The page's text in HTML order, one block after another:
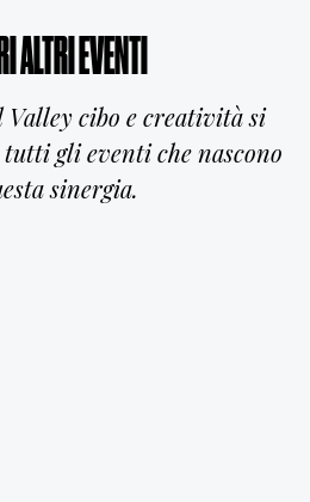
EVENTI
Valley cibo e creatività si
gli eventi che nascono
sinergia.